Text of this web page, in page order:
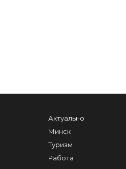
Актуально
Минск
Туризм
Работа